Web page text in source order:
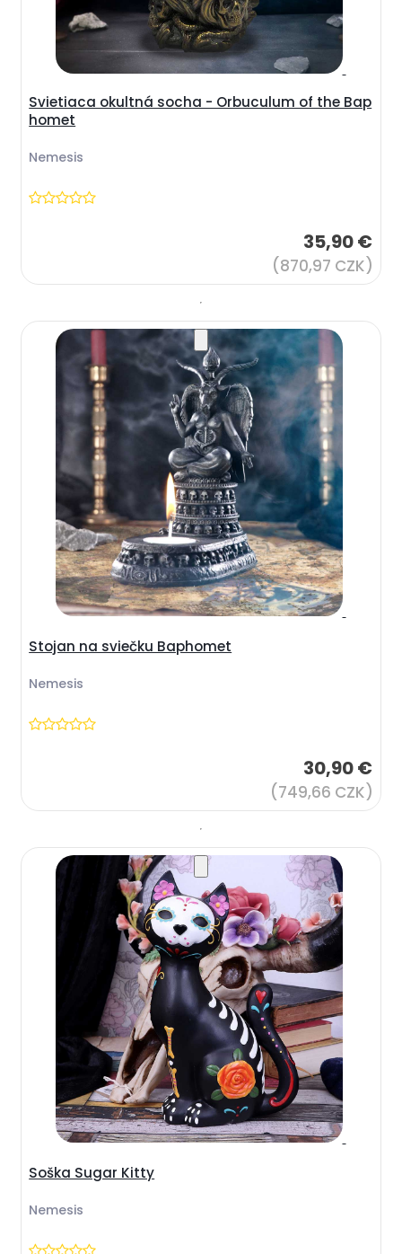
Svietiaca okultná socha - Orbuculum of the Bap
homet
Nemesis
35,90 €
(870,97 CZK)
Stojan na sviečku Baphomet
Nemesis
30,90 €
(749,66 CZK)
Soška Sugar Kitty
Nemesis